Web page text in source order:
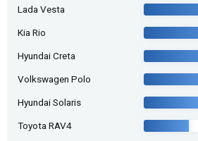
Lada Vesta
Kia Rio
Hyundai Creta
Volkswagen Polo
Hyundai Solaris
Toyota RAV4